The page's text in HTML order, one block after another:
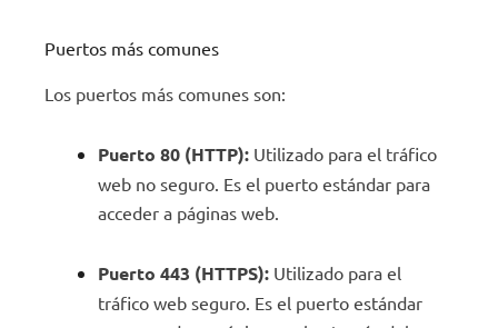
Puertos más comunes
Los puertos más comunes son:
Puerto 80 (HTTP): Utilizado para el tráfico
web no seguro. Es el puerto estándar para
acceder a páginas web.
Puerto 443 (HTTPS): Utilizado para el
tráfico web seguro. Es el puerto estándar